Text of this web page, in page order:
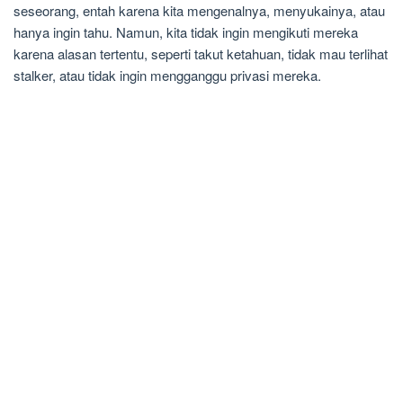
seseorang, entah karena kita mengenalnya, menyukainya, atau
hanya ingin tahu. Namun, kita tidak ingin mengikuti mereka
karena alasan tertentu, seperti takut ketahuan, tidak mau terlihat
stalker, atau tidak ingin mengganggu privasi mereka.